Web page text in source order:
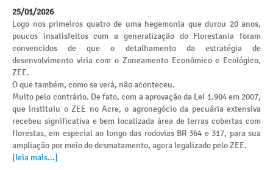
25/01/2026
Logo nos primeiros quatro de uma hegemonia que durou 20 anos,
poucos insatisfeitos com a generalização do Florestania foram
convencidos de que o detalhamento da estratégia de
desenvolvimento viria com o Zoneamento Econômico e Ecológico,
ZEE.
O que também, como se verá, não aconteceu.
Muito pelo contrário. De fato, com a aprovação da Lei 1.904 em 2007,
que instituiu o ZEE no Acre, o agronegócio da pecuária extensiva
recebeu significativa e bem localizada área de terras cobertas com
florestas, em especial ao longo das rodovias BR 364 e 317, para sua
ampliação por meio do desmatamento, agora legalizado pelo ZEE.
[leia mais...]